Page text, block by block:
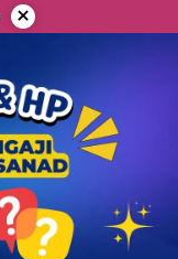
×